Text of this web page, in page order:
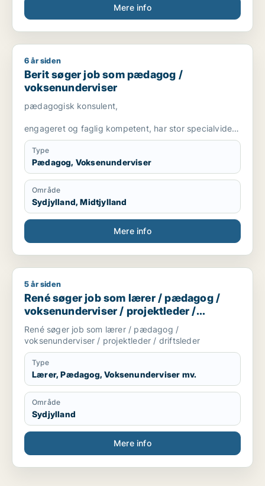
Mere info
Berit søger job som pædagog / voksenunderviser
6 år siden
Berit søger job som pædagog /
voksenunderviser
pædagogisk konsulent,
engageret og faglig kompetent, har stor specialviden
og er fleksibel
Type
Pædagog, Voksenunderviser
Område
Sydjylland, Midtjylland
Mere info
René søger job som lærer / pædagog / voksenunderviser /
5 år siden
René søger job som lærer / pædagog /
voksenunderviser / projektleder /
driftsleder
René søger job som lærer / pædagog /
voksenunderviser / projektleder / driftsleder
Type
Lærer, Pædagog, Voksenunderviser mv.
Område
Sydjylland
Mere info